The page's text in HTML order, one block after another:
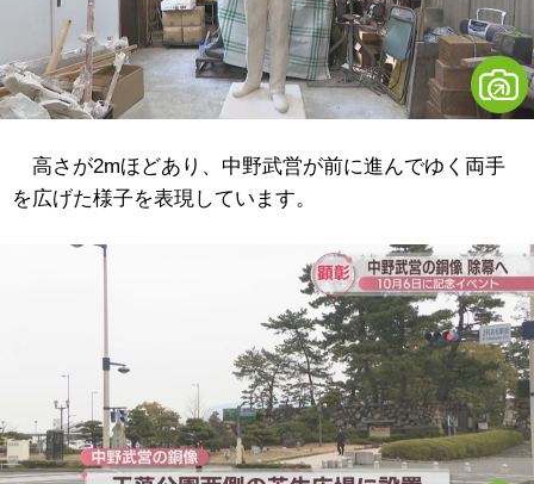
高さが2mほどあり、中野武営が前に進んでゆく両手
を広げた様子を表現しています。